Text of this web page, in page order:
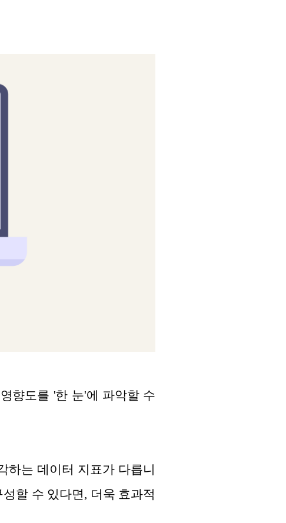
향도를 '한 눈'에 파악할 수
하는 데이터 지표가 다릅니
할 수 있다면, 더욱 효과적